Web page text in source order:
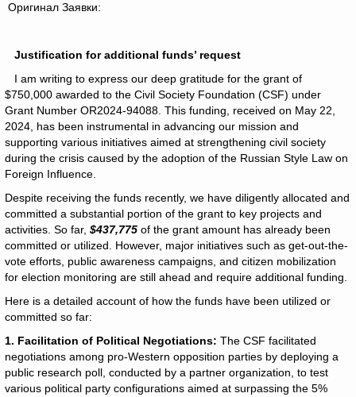
Оригинал Заявки:
Justification for additional funds’ request
I am writing to express our deep gratitude for the grant of
$750,000 awarded to the Civil Society Foundation (CSF) under
Grant Number OR2024-94088. This funding, received on May 22,
2024, has been instrumental in advancing our mission and
supporting various initiatives aimed at strengthening civil society
during the crisis caused by the adoption of the Russian Style Law on
Foreign Influence.
Despite receiving the funds recently, we have diligently allocated and
committed a substantial portion of the grant to key projects and
activities. So far, $437,775 of the grant amount has already been
committed or utilized. However, major initiatives such as get-out-the-
vote efforts, public awareness campaigns, and citizen mobilization
for election monitoring are still ahead and require additional funding.
Here is a detailed account of how the funds have been utilized or
committed so far:
1. Facilitation of Political Negotiations: The CSF facilitated
negotiations among pro-Western opposition parties by deploying a
public research poll, conducted by a partner organization, to test
various political party configurations aimed at surpassing the 5%